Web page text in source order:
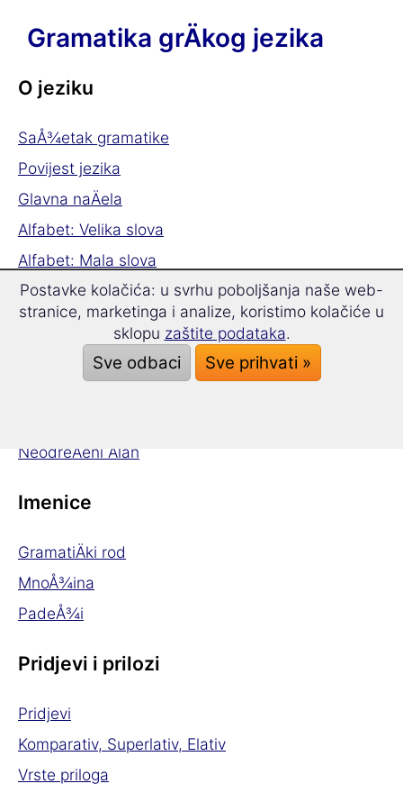
Gramatika grÄkog jezika
O jeziku
SaÅ¾etak gramatike
Povijest jezika
Glavna naÄela
Alfabet: Velika slova
Alfabet: Mala slova
Alfabet: Pregled
Pravopis
GramatiÄki Älanovi
NeodreÄeni Älan
Imenice
GramatiÄki rod
MnoÅ¾ina
PadeÅ¾i
Pridjevi i prilozi
Pridjevi
Komparativ, Superlativ, Elativ
Vrste priloga
Postavke kolačića: u svrhu poboljšanja naše web-
stranice, marketinga i analize, koristimo kolačiće u
sklopu zaštite podataka.
Sve odbaci Sve prihvati »